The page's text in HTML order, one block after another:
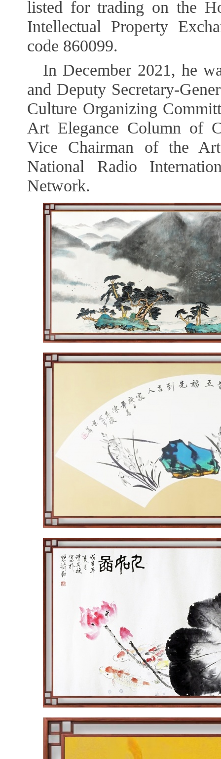
listed for trading on the
Intellectual Property
code 860099.
In December 2021, he
and Deputy Secretary-
Culture Organizing
Art Elegance Column of
Vice Chairman of the
National Radio
Network.